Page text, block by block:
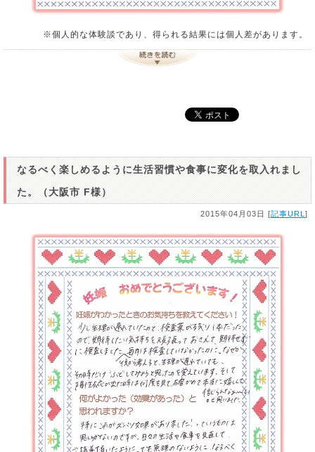
※個人的な体験談であり、得られる結果には個人差があります。
なるべく楽しめるように生活習慣や食事に変化を取入れまし
た。（大阪市 F様）
2015年04月03日 [記事URL]